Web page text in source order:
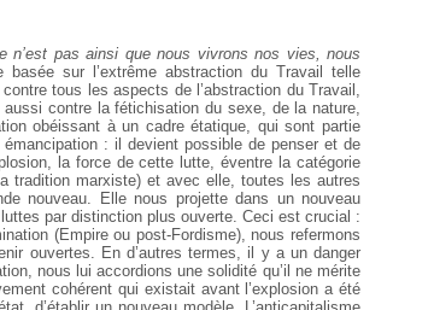
n’est pas ainsi que nous vivrons nos vies, nous
sur l’extrême abstraction du Travail telle
tous les aspects de l’abstraction du Travail,
contre la fétichisation du sexe, de la nature,
obéissant à un cadre étatique, qui sont partie
: il devient possible de penser et de
la force de cette lutte, éventre la catégorie
tradition marxiste) et avec elle, toutes les autres
nouveau. Elle nous projette dans un nouveau
par distinction plus ouverte. Ceci est crucial :
(Empire ou post-Fordisme), nous refermons
ouvertes. En d’autres termes, il y a un danger
nous lui accordions une solidité qu’il ne mérite
cohérent qui existait avant l’explosion a été